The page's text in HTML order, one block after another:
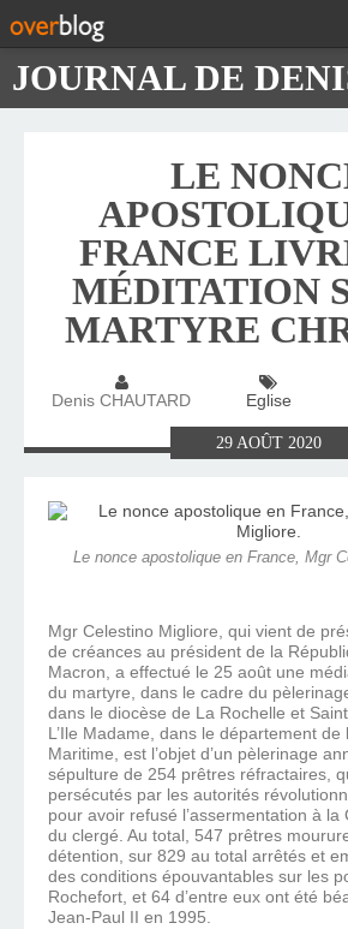
LE
FRANCE
MÉDITATION
MARTYRE
Denis CHAUTARD Eglise
29 AOÛT 2020
Le nonce apostolique en France, Mgr
Mgr Celestino Migliore, qui vient de
de créances au président de la
Macron, a effectué le 25 août une
du martyre, dans le cadre du
dans le diocèse de La Rochelle et
L’Ile Madame, dans le département de
Maritime, est l’objet d’un pèlerinage
sépulture de 254 prêtres réfractaires,
persécutés par les autorités
pour avoir refusé l’assermentation à la
du clergé. Au total, 547 prêtres
détention, sur 829 au total arrêtés et
des conditions épouvantables sur les
Rochefort, et 64 d’entre eux ont été
Jean-Paul II en 1995.